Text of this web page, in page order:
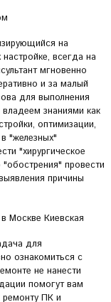
на
всегда на
мгновенно
и за малый
для выполнения
знаниями как
оптимизации,
"железных"
"хирургическое
провести
причины
Москве Киевская
для
ознакомиться с
не нанести
помогут вам
ПК и